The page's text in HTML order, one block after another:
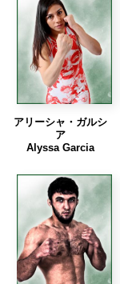
アリーシャ・ガルシ
ア
Alyssa Garcia